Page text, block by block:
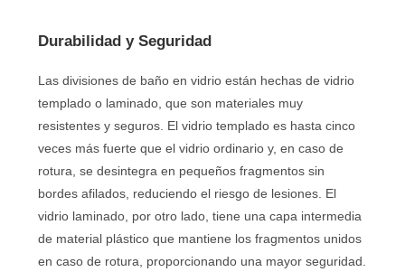
Durabilidad y Seguridad
Las divisiones de baño en vidrio están hechas de vidrio
templado o laminado, que son materiales muy
resistentes y seguros. El vidrio templado es hasta cinco
veces más fuerte que el vidrio ordinario y, en caso de
rotura, se desintegra en pequeños fragmentos sin
bordes afilados, reduciendo el riesgo de lesiones. El
vidrio laminado, por otro lado, tiene una capa intermedia
de material plástico que mantiene los fragmentos unidos
en caso de rotura, proporcionando una mayor seguridad.